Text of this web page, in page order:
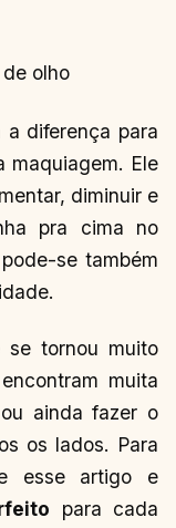
olho
diferença para
maquiagem. Ele
diminuir e
pra cima no
se também
se tornou muito
muita
ainda fazer o
os lados. Para
esse artigo e
para cada